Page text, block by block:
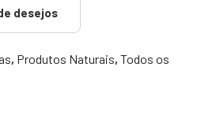
desejos
, Produtos Naturais, Todos os